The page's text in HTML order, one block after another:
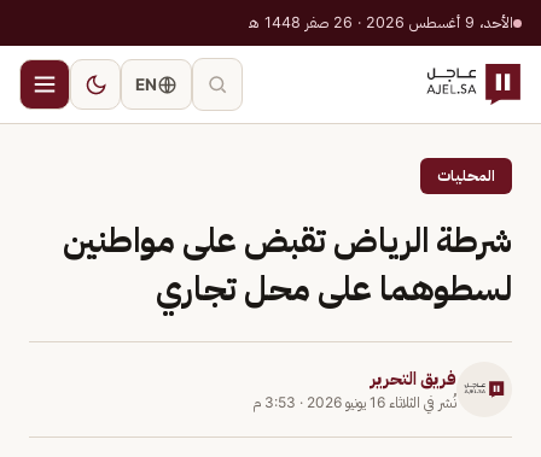
الأحد، 9 أغسطس 2026 · 26 صفر 1448 هـ
EN
المحليات
شرطة الرياض تقبض على مواطنين
لسطوهما على محل تجاري
فريق التحرير
نُشر في الثلاثاء 16 يونيو 2026 · 3:53 م